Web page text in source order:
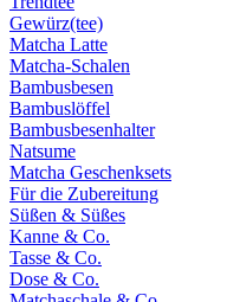
Gewürz(tee)
Matcha Latte
Matcha-Schalen
Bambusbesen
Bambuslöffel
Bambusbesenhalter
Natsume
Matcha Geschenksets
Für die Zubereitung
Süßen & Süßes
Kanne & Co.
Tasse & Co.
Dose & Co.